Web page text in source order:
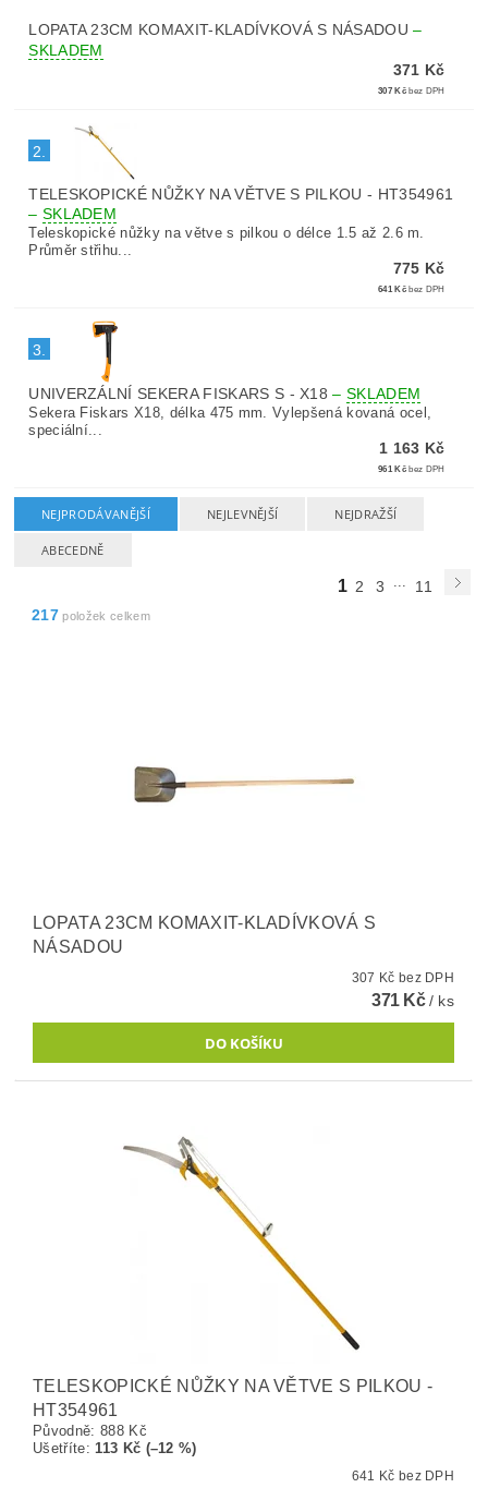
LOPATA 23CM KOMAXIT-KLADÍVKOVÁ S NÁSADOU–
SKLADEM
371 Kč
307 Kč bez DPH
2.
TELESKOPICKÉ NŮŽKY NA VĚTVE S PILKOU - HT354961
– SKLADEM
Teleskopické nůžky na větve s pilkou o délce 1.5 až 2.6 m.
Průměr střihu...
775 Kč
641 Kč bez DPH
3.
UNIVERZÁLNÍ SEKERA FISKARS S - X18–SKLADEM
Sekera Fiskars X18, délka 475 mm. Vylepšená kovaná ocel,
speciální...
1 163 Kč
961 Kč bez DPH
NEJPRODÁVANĚJŠÍ NEJLEVNĚJŠÍ NEJDRAŽŠÍ
ABECEDNĚ
1 2 3 ...
11
217 položek celkem
LOPATA 23CM KOMAXIT-KLADÍVKOVÁ S
NÁSADOU
307 Kč bez DPH
371 Kč/ ks
TELESKOPICKÉ NŮŽKY NA VĚTVE S PILKOU -
HT354961
Původně: 888 Kč
Ušetříte:113 Kč (–12 %)
641 Kč bez DPH